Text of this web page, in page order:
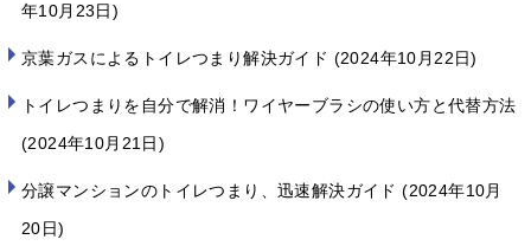
年10月23日
京葉ガスによるトイレつまり解決ガイド 2024年10月22日
トイレつまりを自分で解消！ワイヤーブラシの使い方と代替方法
2024年10月21日
分譲マンションのトイレつまり、迅速解決ガイド 2024年10月
20日